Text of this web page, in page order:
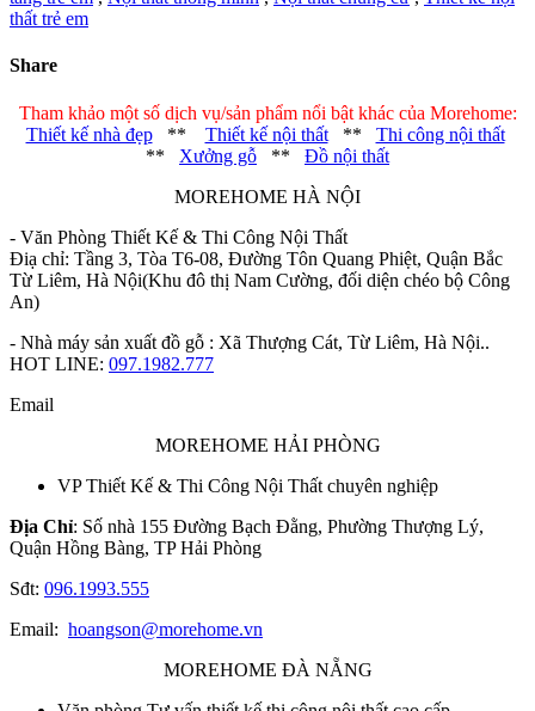
thất trẻ em
Share
Tham khảo một số dịch vụ/sản phẩm nổi bật khác của Morehome:
Thiết kế nhà đẹp** Thiết kế nội thất** Thi công nội thất
** Xưởng gỗ ** Đồ nội thất
MOREHOME HÀ NỘI
- Văn Phòng Thiết Kế & Thi Công Nội Thất
Điạ chỉ: Tầng 3, Tòa T6-08, Đường Tôn Quang Phiệt, Quận Bắc
Từ Liêm, Hà Nội(Khu đô thị Nam Cường, đối diện chéo bộ Công
An)
- Nhà máy sản xuất đồ gỗ : Xã Thượng Cát, Từ Liêm, Hà Nội..
HOT LINE: 097.1982.777
Email
MOREHOME HẢI PHÒNG
VP Thiết Kế & Thi Công Nội Thất chuyên nghiệp
Địa Chỉ: Số nhà 155 Đường Bạch Đằng, Phường Thượng Lý,
Quận Hồng Bàng, TP Hải Phòng
Sđt: 096.1993.555
Email: hoangson@morehome.vn
MOREHOME ĐÀ NẴNG